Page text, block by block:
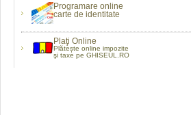
Programare online
carte de identitate
Plaţi Online
Plătește online impozite
şi taxe pe GHISEUL.RO